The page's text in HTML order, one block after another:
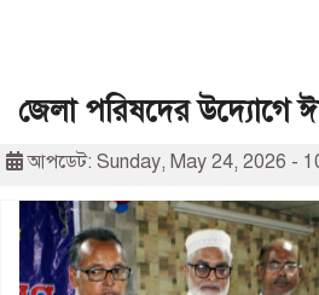
জেলা পরিষদের উদ্যোগে
আপডেট: Sunday, May 24, 2026 -